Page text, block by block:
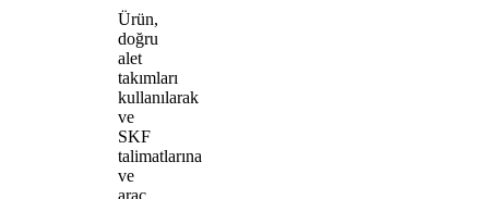
Ürün,
doğru
alet
takımları
kullanılarak
ve
SKF
talimatlarına
ve
araç